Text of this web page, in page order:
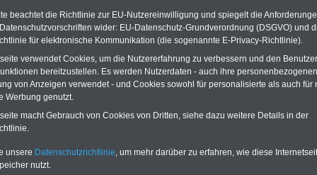
wird es hohe Nachzahlungen geben (Medienberichten
alle (!) Beamtezwischen mind.3.000 und 13.000 Euro,rechnen. Der
hierzu eine Broschüre heraus, die unmittelbar nach dem Beschluss des
der Broschüre.
über die Laufbahnen der Beamten (Thüringer
- ThürLaufbG -)
mit drei Ratgebern für nur
für Beamtinnen
PDF-SERVICE: 10 Bücher bzw.
wichtigen Themen für Beamte und
beachtet die Richtlinie zur EU-Nutzereinwilligung und spiegelt die
wider: EU-Datenschutz-Grundverordnung (DSGVO) und
für elektronische Kommunikation (die sogenannte E-Privacy-Richtlinie).
verwendet Cookies, um die Nutzererfahrung zu verbessern und den
bereitzustellen. Es werden Nutzerdaten - auch ihre
von Anzeigen verwendet - und Cookies sowohl für personalisierte als auch für
Werbung genutzt.
macht Gebrauch von Cookies von Dritten, siehe dazu weitere Details in der
unsere Datenschutzrichtlinie , um mehr darüber zu erfahren, wie diese
nutzt.